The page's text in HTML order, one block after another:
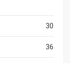
30
36